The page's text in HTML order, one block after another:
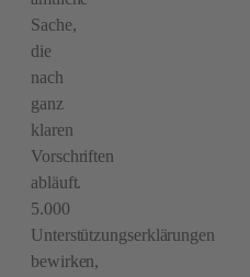
Sache,
die
nach
ganz
klaren
Vorschriften
abläuft.
5.000
Unterstützungserklärungen
bewirken,